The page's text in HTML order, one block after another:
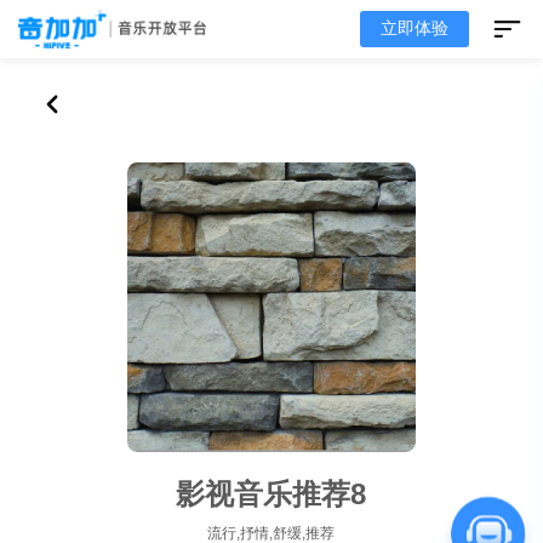
立即体验
影视音乐推荐8
流行,抒情,舒缓,推荐